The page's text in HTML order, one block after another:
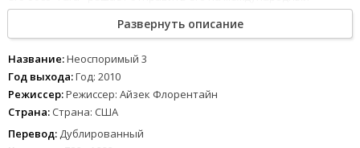
чемпионат тюремных поединков.Поврежденноеколено дает о
себе знать в каждом бою и беспокоит Бойку, но он готов пройти
до конца, чтобы сразиться с колумбийским бойцом и доказать,
что он неоспоримый.
Развернуть описание
Название:Неоспоримый 3
Год выхода:Год: 2010
Режиссер:Режиссер: Айзек Флорентайн
Страна: Страна: США
Перевод: Дублированный